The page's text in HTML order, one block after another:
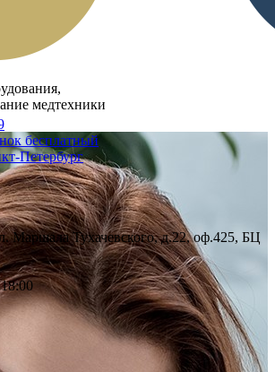
медтехники
бесплатный
Петербург
Маршала Тухачевского, д.22, оф.425, БЦ